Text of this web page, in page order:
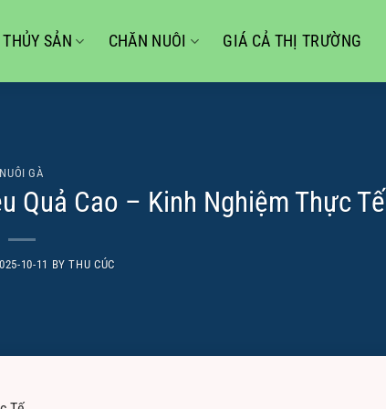
SẢN CHĂN NUÔI GIÁ CẢ THỊ TRƯỜNG
NUÔI GÀ
Quả Cao – Kinh Nghiệm Thực Tế
10-11 BYTHU CÚC